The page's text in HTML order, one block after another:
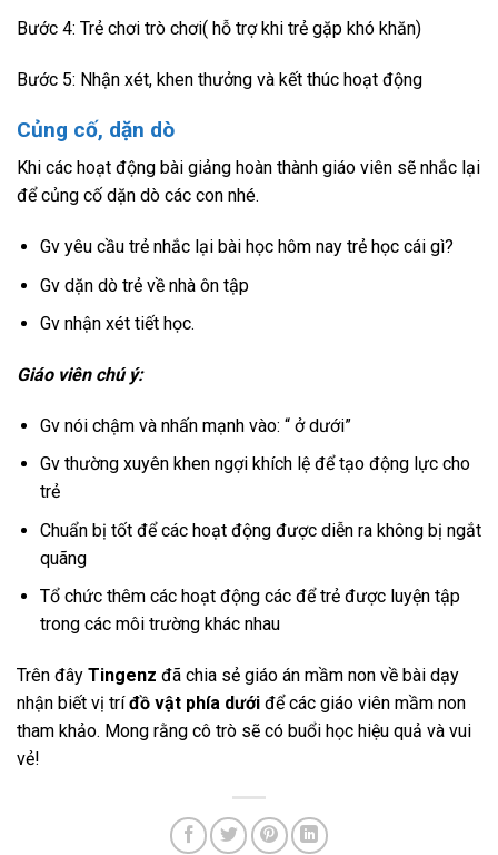
Bước 4: Trẻ chơi trò chơi( hỗ trợ khi trẻ gặp khó khăn)
Bước 5: Nhận xét, khen thưởng và kết thúc hoạt động
Củng cố, dặn dò
Khi các hoạt động bài giảng hoàn thành giáo viên sẽ nhắc lại
để củng cố dặn dò các con nhé.
Gv yêu cầu trẻ nhắc lại bài học hôm nay trẻ học cái gì?
Gv dặn dò trẻ về nhà ôn tập
Gv nhận xét tiết học.
Giáo viên chú ý:
Gv nói chậm và nhấn mạnh vào: “ ở dưới”
Gv thường xuyên khen ngợi khích lệ để tạo động lực cho
trẻ
Chuẩn bị tốt để các hoạt động được diễn ra không bị ngắt
quãng
Tổ chức thêm các hoạt động các để trẻ được luyện tập
trong các môi trường khác nhau
Trên đây Tingenz đã chia sẻ giáo án mầm non về bài dạy
nhận biết vị tríđồ vật phía dưới để các giáo viên mầm non
tham khảo. Mong rằng cô trò sẽ có buổi học hiệu quả và vui
vẻ!